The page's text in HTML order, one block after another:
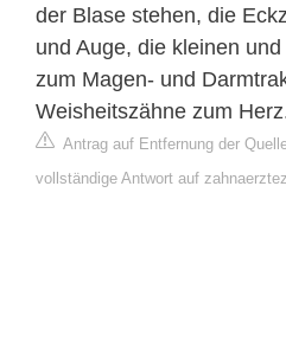
der Blase stehen, die
und Auge, die kleinen
zum Magen- und
Weisheitszähne zum
Antrag auf Entfernung der
vollständige Antwort auf